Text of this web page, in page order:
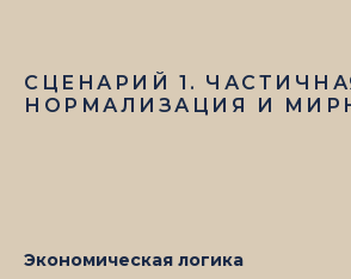
СЦЕНАРИЙ 1.
НОРМАЛИЗАЦИЯ И
Экономическая логика